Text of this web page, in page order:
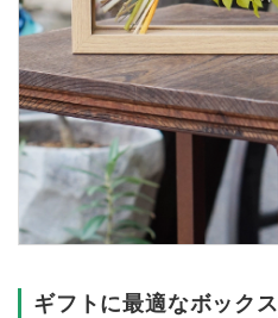
ギフトに最適なボックス